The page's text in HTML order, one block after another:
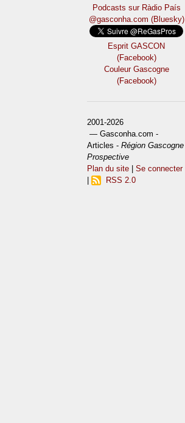
Podcasts sur Ràdio País
@gasconha.com (Bluesky)
Esprit GASCON
(Facebook)
Couleur Gascogne
(Facebook)
2001-2026
— Gasconha.com -
Articles -Région Gascogne
Prospective
Plan du site |Se connecter
RSS 2.0